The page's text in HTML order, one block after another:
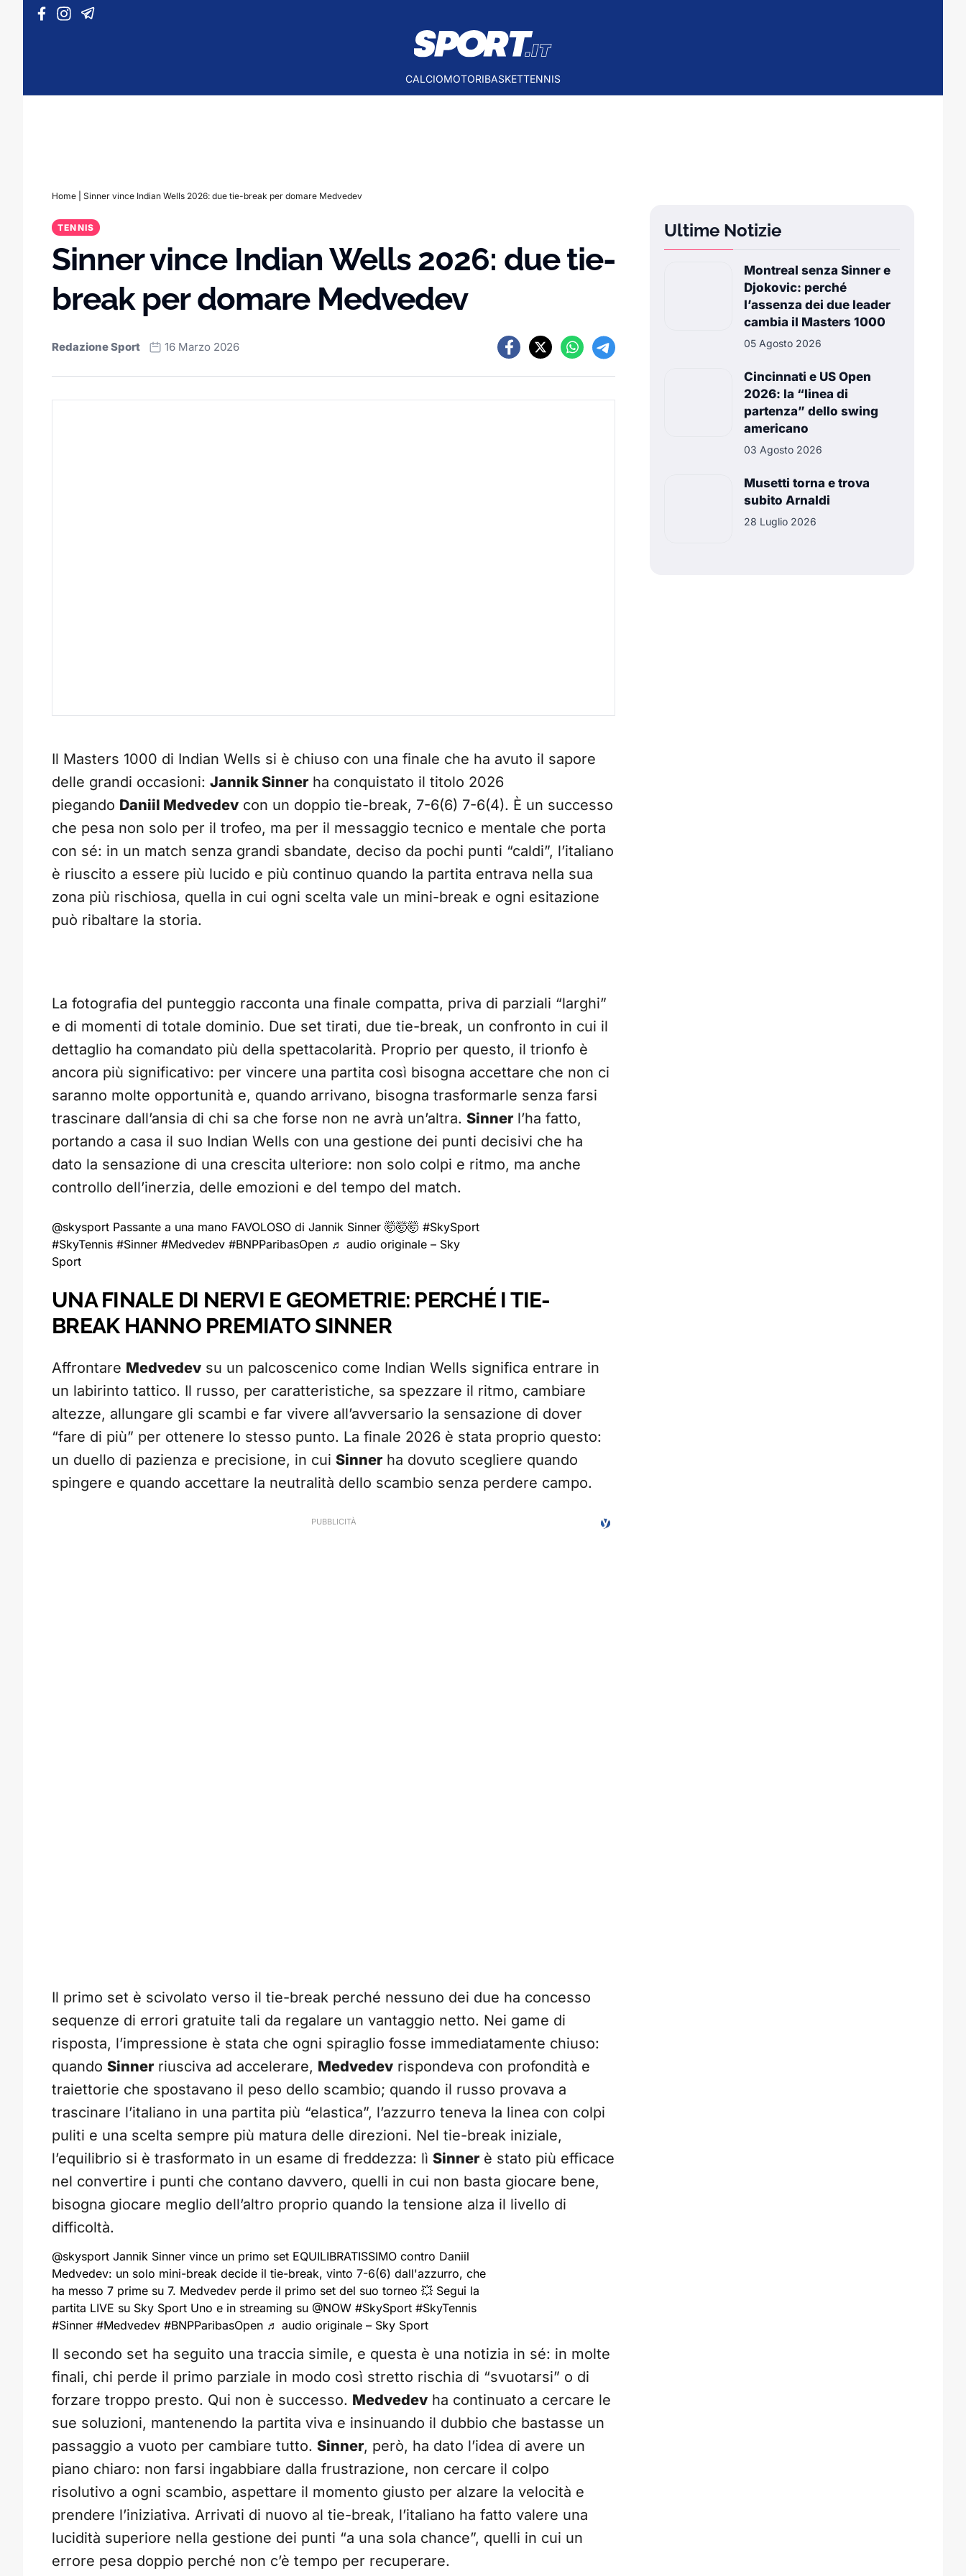
Vai al contenuto
CALCIOMOTORIBASKETTENNIS
Home Sinner vince Indian Wells 2026: due tie-break per domare Medvedev
TENNIS
Sinner vince Indian Wells 2026: due tie-
break per domare Medvedev
Redazione Sport 16 Marzo 2026
Il Masters 1000 di Indian Wells si è chiuso con una finale che ha avuto il sapore
delle grandi occasioni: Jannik Sinner ha conquistato il titolo 2026
piegando Daniil Medvedev con un doppio tie-break, 7-6(6) 7-6(4). È un successo
che pesa non solo per il trofeo, ma per il messaggio tecnico e mentale che porta
con sé: in un match senza grandi sbandate, deciso da pochi punti “caldi”, l’italiano
è riuscito a essere più lucido e più continuo quando la partita entrava nella sua
zona più rischiosa, quella in cui ogni scelta vale un mini-break e ogni esitazione
può ribaltare la storia.
La fotografia del punteggio racconta una finale compatta, priva di parziali “larghi”
e di momenti di totale dominio. Due set tirati, due tie-break, un confronto in cui il
dettaglio ha comandato più della spettacolarità. Proprio per questo, il trionfo è
ancora più significativo: per vincere una partita così bisogna accettare che non ci
saranno molte opportunità e, quando arrivano, bisogna trasformarle senza farsi
trascinare dall’ansia di chi sa che forse non ne avrà un’altra. Sinner l’ha fatto,
portando a casa il suo Indian Wells con una gestione dei punti decisivi che ha
dato la sensazione di una crescita ulteriore: non solo colpi e ritmo, ma anche
controllo dell’inerzia, delle emozioni e del tempo del match.
@skysport Passante a una mano FAVOLOSO di Jannik Sinner 🤯🤯🤯 #SkySport
#SkyTennis #Sinner #Medvedev #BNPParibasOpen ♬ audio originale – Sky
Sport
UNA FINALE DI NERVI E GEOMETRIE: PERCHÉ I TIE-
BREAK HANNO PREMIATO SINNER
Affrontare Medvedev su un palcoscenico come Indian Wells significa entrare in
un labirinto tattico. Il russo, per caratteristiche, sa spezzare il ritmo, cambiare
altezze, allungare gli scambi e far vivere all’avversario la sensazione di dover
“fare di più” per ottenere lo stesso punto. La finale 2026 è stata proprio questo:
un duello di pazienza e precisione, in cui Sinner ha dovuto scegliere quando
spingere e quando accettare la neutralità dello scambio senza perdere campo.
Il primo set è scivolato verso il tie-break perché nessuno dei due ha concesso
sequenze di errori gratuite tali da regalare un vantaggio netto. Nei game di
risposta, l’impressione è stata che ogni spiraglio fosse immediatamente chiuso:
quando Sinner riusciva ad accelerare, Medvedev rispondeva con profondità e
traiettorie che spostavano il peso dello scambio; quando il russo provava a
trascinare l’italiano in una partita più “elastica”, l’azzurro teneva la linea con colpi
puliti e una scelta sempre più matura delle direzioni. Nel tie-break iniziale,
l’equilibrio si è trasformato in un esame di freddezza: lì Sinner è stato più efficace
nel convertire i punti che contano davvero, quelli in cui non basta giocare bene,
bisogna giocare meglio dell’altro proprio quando la tensione alza il livello di
difficoltà.
@skysport Jannik Sinner vince un primo set EQUILIBRATISSIMO contro Daniil
Medvedev: un solo mini-break decide il tie-break, vinto 7-6(6) dall'azzurro, che
ha messo 7 prime su 7. Medvedev perde il primo set del suo torneo 💥 Segui la
partita LIVE su Sky Sport Uno e in streaming su @NOW #SkySport #SkyTennis
#Sinner #Medvedev #BNPParibasOpen ♬ audio originale – Sky Sport
Il secondo set ha seguito una traccia simile, e questa è una notizia in sé: in molte
finali, chi perde il primo parziale in modo così stretto rischia di “svuotarsi” o di
forzare troppo presto. Qui non è successo. Medvedev ha continuato a cercare le
sue soluzioni, mantenendo la partita viva e insinuando il dubbio che bastasse un
passaggio a vuoto per cambiare tutto. Sinner, però, ha dato l’idea di avere un
piano chiaro: non farsi ingabbiare dalla frustrazione, non cercare il colpo
risolutivo a ogni scambio, aspettare il momento giusto per alzare la velocità e
prendere l’iniziativa. Arrivati di nuovo al tie-break, l’italiano ha fatto valere una
lucidità superiore nella gestione dei punti “a una sola chance”, quelli in cui un
errore pesa doppio perché non c’è tempo per recuperare.
Ultime Notizie
Montreal senza Sinner e
Djokovic: perché
l’assenza dei due leader
cambia il Masters 1000
05 Agosto 2026
Cincinnati e US Open
2026: la “linea di
partenza” dello swing
americano
03 Agosto 2026
Musetti torna e trova
subito Arnaldi
28 Luglio 2026